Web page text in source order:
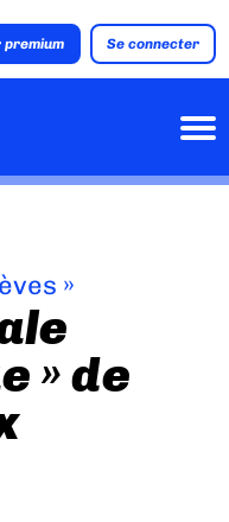
premium Se connecter
»
» de